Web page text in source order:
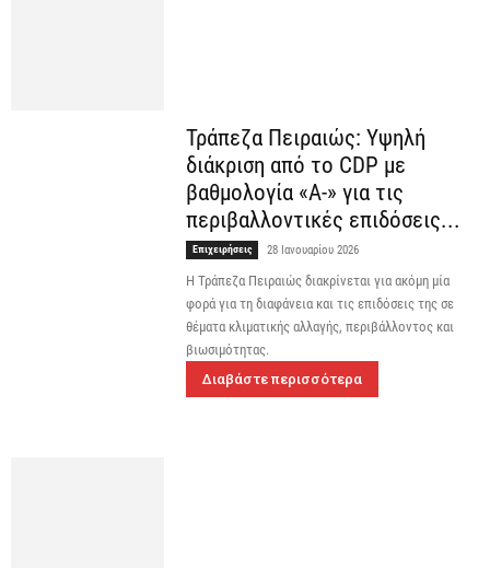
Τράπεζα Πειραιώς: Υψηλή
διάκριση από το CDP με
βαθμολογία «A-» για τις
περιβαλλοντικές επιδόσεις...
Επιχειρήσεις 28 Ιανουαρίου 2026
Η Τράπεζα Πειραιώς διακρίνεται για ακόμη μία
φορά για τη διαφάνεια και τις επιδόσεις της σε
θέματα κλιματικής αλλαγής, περιβάλλοντος και
βιωσιμότητας.
Διαβάστε περισσότερα